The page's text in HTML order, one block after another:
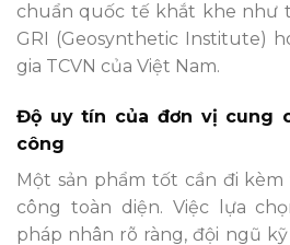
chuẩn quốc tế khắt khe như
GRI (Geosynthetic Institute)
gia TCVN của Việt Nam.
Độ uy tín của đơn vị cung
công
Một sản phẩm tốt cần đi
công toàn diện. Việc lựa
pháp nhân rõ ràng, đội ngũ